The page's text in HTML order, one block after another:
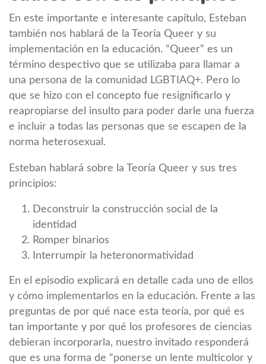
En este importante e interesante capítulo, Esteban
también nos hablará de la Teoría Queer y su
implementación en la educación. “Queer” es un
término despectivo que se utilizaba para llamar a
una persona de la comunidad LGBTIAQ+. Pero lo
que se hizo con el concepto fue resignificarlo y
reapropiarse del insulto para poder darle una fuerza
e incluir a todas las personas que se escapen de la
norma heterosexual.
Esteban hablará sobre la Teoría Queer y sus tres
principios:
Deconstruir la construcción social de la
identidad
Romper binarios
Interrumpir la heteronormatividad
En el episodio explicará en detalle cada uno de ellos
y cómo implementarlos en la educación. Frente a las
preguntas de por qué nace esta teoría, por qué es
tan importante y por qué los profesores de ciencias
debieran incorporarla, nuestro invitado responderá
que es una forma de “ponerse un lente multicolor y